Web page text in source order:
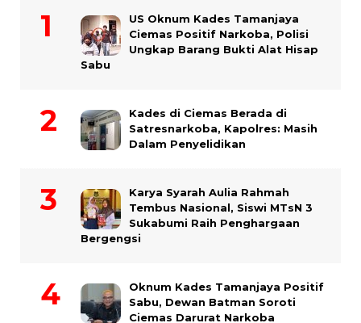
US Oknum Kades Tamanjaya
Ciemas Positif Narkoba, Polisi
Ungkap Barang Bukti Alat Hisap
Sabu
Kades di Ciemas Berada di
Satresnarkoba, Kapolres: Masih
Dalam Penyelidikan
Karya Syarah Aulia Rahmah
Tembus Nasional, Siswi MTsN 3
Sukabumi Raih Penghargaan
Bergengsi
Oknum Kades Tamanjaya Positif
Sabu, Dewan Batman Soroti
Ciemas Darurat Narkoba